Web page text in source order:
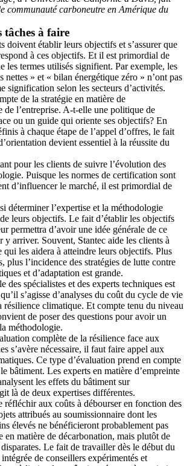
communauté carboneutre en Amérique du
tâches à faire
doivent établir leurs objectifs et s’assurer que
à ces objectifs. Et il est primordial de
les termes utilisés signifient. Par exemple, les
nettes » et « bilan énergétique zéro » n’ont pas
signification selon les secteurs d’activités.
de la stratégie en matière de
de l’entreprise. A-t-elle une politique de
ou un guide qui oriente ses objectifs? En
à chaque étape de l’appel d’offres, le fait
devient essentiel à la réussite du
pour les clients de suivre l’évolution des
Puisque les normes de certification sont
d’influencer le marché, il est primordial de
déterminer l’expertise et la méthodologie
de leurs objectifs. Le fait d’établir les objectifs
permettra d’avoir une idée générale de ce
y arriver. Souvent, Stantec aide les clients à
les aidera à atteindre leurs objectifs. Plus
plus l’incidence des stratégies de lutte contre
et d’adaptation est grande.
des spécialistes et des experts techniques est
s’agisse d’analyses du coût du cycle de vie
résilience climatique. Et compte tenu du niveau
de poser des questions pour avoir un
méthodologie.
complète de la résilience face aux
s’avère nécessaire, il faut faire appel aux
Ce type d’évaluation prend en compte
bâtiment. Les experts en matière d’empreinte
les effets du bâtiment sur
là de deux expertises différentes.
aux coûts à débourser en fonction des
attribués au soumissionnaire dont les
élevés ne bénéficieront probablement pas
en matière de décarbonation, mais plutôt de
Le fait de travailler dès le début du
de conseillers expérimentés et